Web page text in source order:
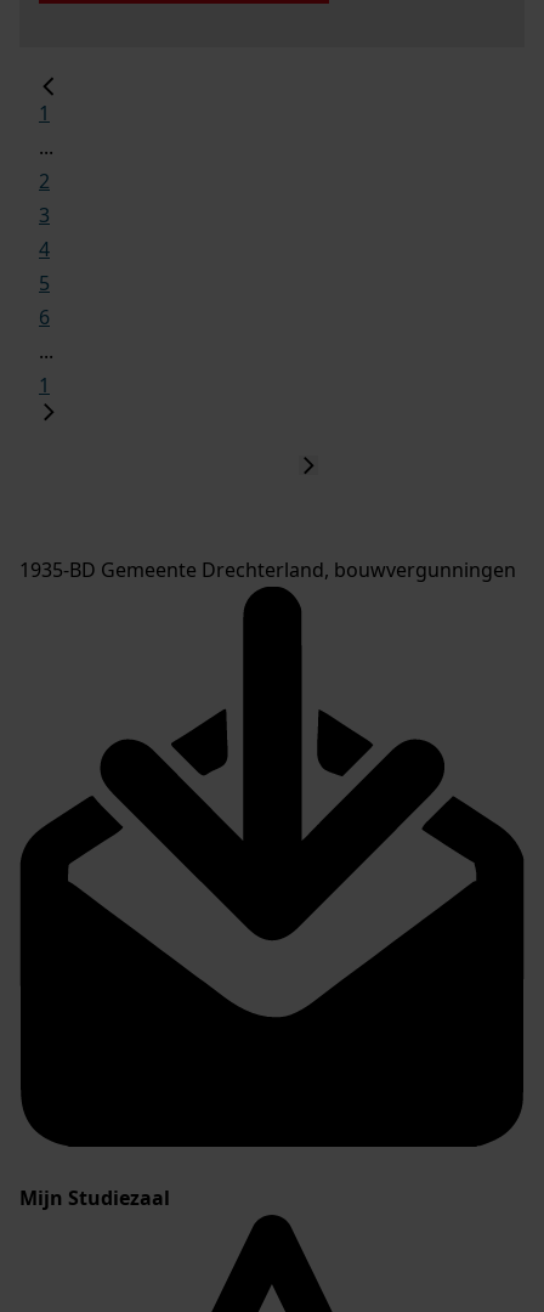
1
...
2
3
4
5
6
...
1
1935-BD Gemeente Drechterland, bouwvergunningen
Mijn Studiezaal